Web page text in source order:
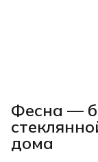
Фесна —
дома